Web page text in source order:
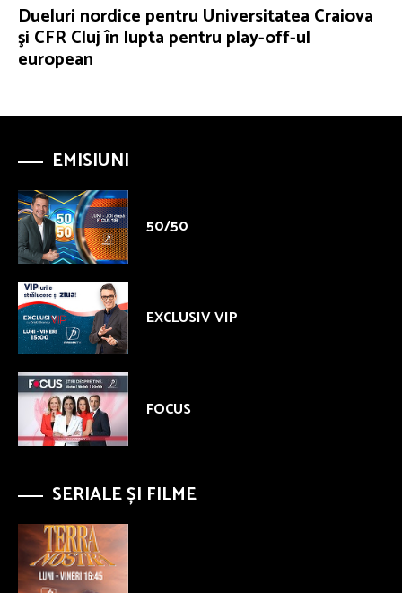
Dueluri nordice pentru Universitatea Craiova
şi CFR Cluj în lupta pentru play-off-ul
european
EMISIUNI
50/50
EXCLUSIV VIP
FOCUS
SERIALE ȘI FILME